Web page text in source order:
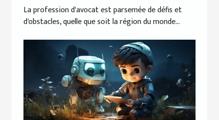
La profession d'avocat est parsemée de défis et
d'obstacles, quelle que soit la région du monde...